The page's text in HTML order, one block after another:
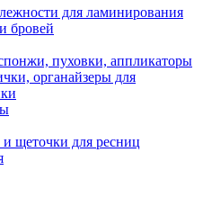
для ламинирования
бровей
пуховки, аппликаторы
органайзеры для
щеточки для ресниц